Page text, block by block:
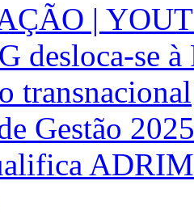
|
desloca-se
transnacional
Gestão 2025